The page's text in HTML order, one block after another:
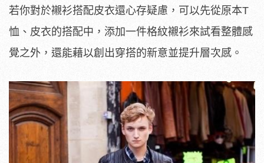
若你對於襯衫搭配皮衣還心存疑慮，可以先從原本T
恤、皮衣的搭配中，添加一件格紋襯衫來試看整體感
覺之外，還能藉以創出穿搭的新意並提升層次感。